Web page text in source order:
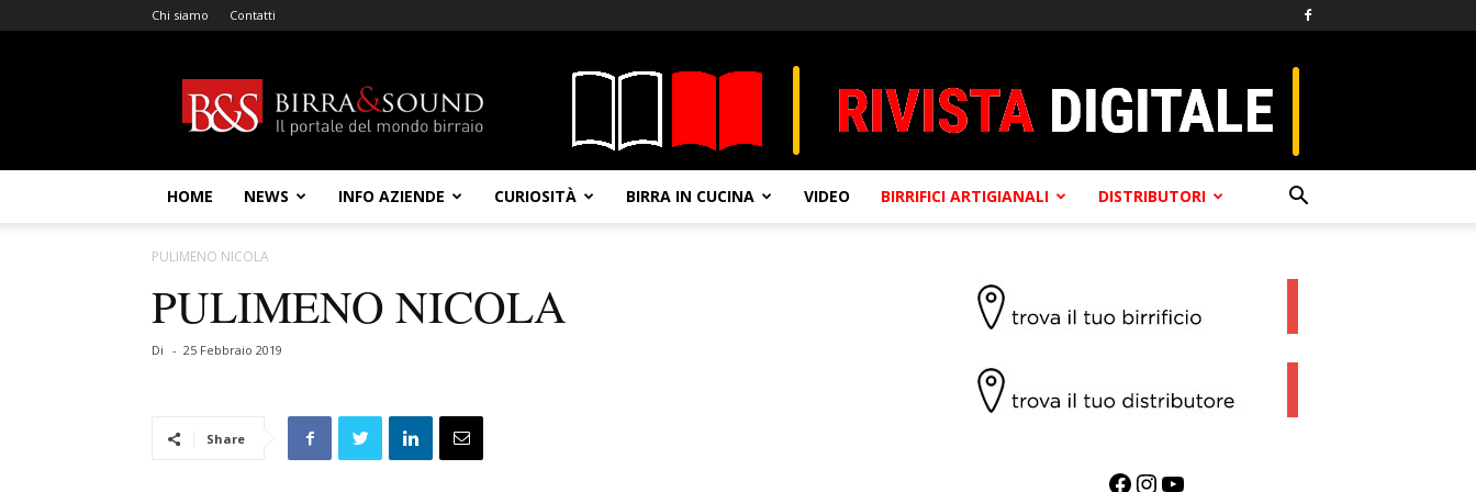
Chi siamo Contatti
&
Sound
HOME NEWS INFO AZIENDE CURIOSITÀ BIRRA IN CUCINA VIDEO BIRRIFICI ARTIGIANALI DISTRIBUTORI
PULIMENO NICOLA
PULIMENO NICOLA
Di - 25 Febbraio 2019
Share
Facebook InstagramYouTube